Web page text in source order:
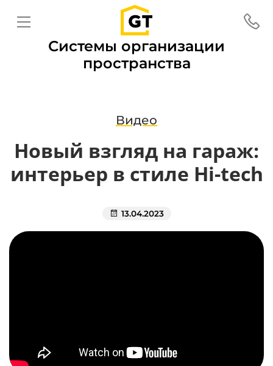
Системы организации
пространства
Видео
Новый взгляд на гараж:
интерьер в стиле Hi-tech
13.04.2023